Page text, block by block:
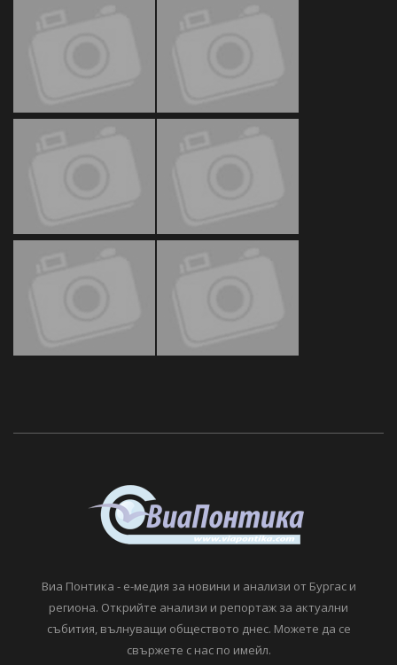
Виа Понтика - е-медия за новини и анализи от Бургас и
региона. Открийте анализи и репортаж за актуални
събития, вълнуващи обществото днес. Можете да се
свържете с нас по имейл.